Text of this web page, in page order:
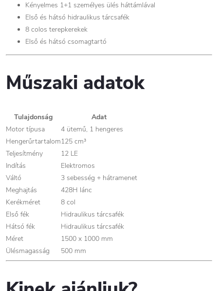
Kényelmes 1+1 személyes ülés háttámlával
Első és hátsó hidraulikus tárcsafék
8 colos terepkerekek
Első és hátsó csomagtartó
Műszaki adatok
Tulajdonság
Adat
Motor típusa
4 ütemű, 1 hengeres
Hengerűrtartalom125 cm³
Teljesítmény
12 LE
Indítás
Elektromos
Váltó
3 sebesség + hátramenet
Meghajtás
428H lánc
Kerékméret
8 col
Első fék
Hidraulikus tárcsafék
Hátsó fék
Hidraulikus tárcsafék
Méret
1500 x 1000 mm
Ülésmagasság
500 mm